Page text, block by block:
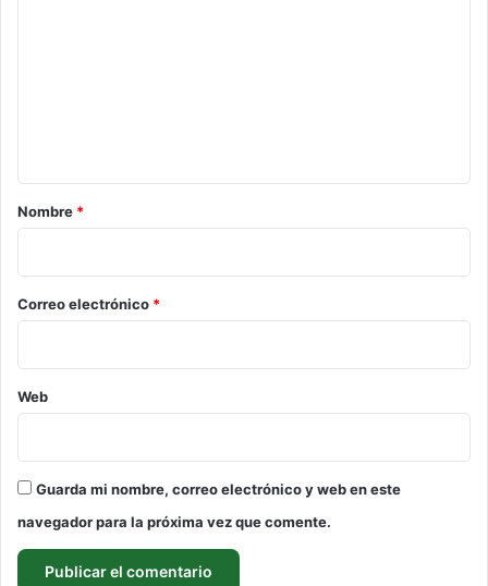
r
o
*
Nombre *
Correo electrónico *
Web
Guarda mi nombre, correo electrónico y web en este
navegador para la próxima vez que comente.